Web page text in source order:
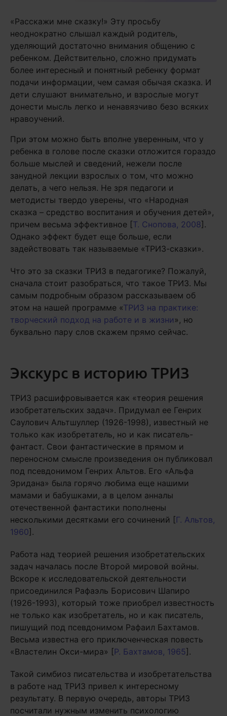
«Расскажи мне сказку!» Эту просьбу
неоднократно слышал каждый родитель,
уделяющий достаточно внимания общению с
ребенком. Действительно, сложно придумать
более интересный и понятный ребенку формат
подачи информации, чем самая обычая сказка. И
дети слушают внимательно, и взрослые могут
донести мысль легко и ненавязчиво безо всяких
нравоучений.
При этом можно быть вполне уверенным, что у
ребенка в голове после сказки отложится гораздо
больше мыслей и сведений, нежели после
занудной лекции взрослых о том, что можно
делать, а чего нельзя. Не зря педагоги и
методисты твердо уверены, что «Народная
сказка – средство воспитания и обучения детей»,
причем весьма эффективное [Т. Снопова, 2008].
Однако эффект будет еще больше, если
задействовать так называемые «ТРИЗ-сказки».
Что это за сказки ТРИЗ в педагогике? Пожалуй,
сначала стоит разобраться, что такое ТРИЗ. Мы
самым подробным образом рассказываем об
этом на нашей программе «ТРИЗ на практике:
творческий подход на работе и в жизни», но
буквально пару слов скажем прямо сейчас.
Экскурс в историю ТРИЗ
ТРИЗ расшифровывается как «теория решения
изобретательских задач». Придумал ее Генрих
Саулович Альтшуллер (1926-1998), известный не
только как изобретатель, но и как писатель-
фантаст. Свои фантастические в прямом и
переносном смысле произведения он публиковал
под псевдонимом Генрих Альтов. Его «Альфа
Эридана» была горячо любима еще нашими
мамами и бабушками, а в целом анналы
отечественной фантастики пополнены
несколькими десятками его сочинений [Г. Альтов,
1960].
Работа над теорией решения изобретательских
задач началась после Второй мировой войны.
Вскоре к исследовательской деятельности
присоединился Рафаэль Борисович Шапиро
(1926-1993), который тоже приобрел известность
не только как изобретатель, но и как писатель,
пишущий под псевдонимом Рафаил Бахтамов.
Весьма известна его приключенческая повесть
«Властелин Окси-мира» [Р. Бахтамов, 1965].
Такой симбиоз писательства и изобретательства
в работе над ТРИЗ привел к интересному
результату. В первую очередь, авторы ТРИЗ
посчитали нужным изменить психологию